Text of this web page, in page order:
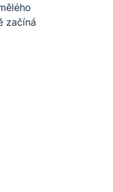
začíná